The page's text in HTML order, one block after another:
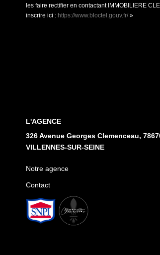
les faire rectifier en contactant IMMOBILIERE
inscrire ici : https://www.bloctel.gouv.fr/»
L'AGENCE
326 Avenue Georges Clemenceau,
VILLENNES-SUR-SEINE
Notre agence
Contact